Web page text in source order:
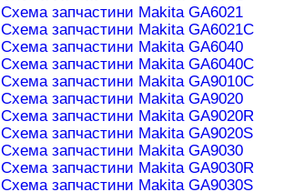
Схема запчастини Makita GA6021
Схема запчастини Makita GA6021C
Схема запчастини Makita GA6040
Схема запчастини Makita GA6040C
Схема запчастини Makita GA9010C
Схема запчастини Makita GA9020
Схема запчастини Makita GA9020R
Схема запчастини Makita GA9020S
Схема запчастини Makita GA9030
Схема запчастини Makita GA9030R
Схема запчастини Makita GA9030S